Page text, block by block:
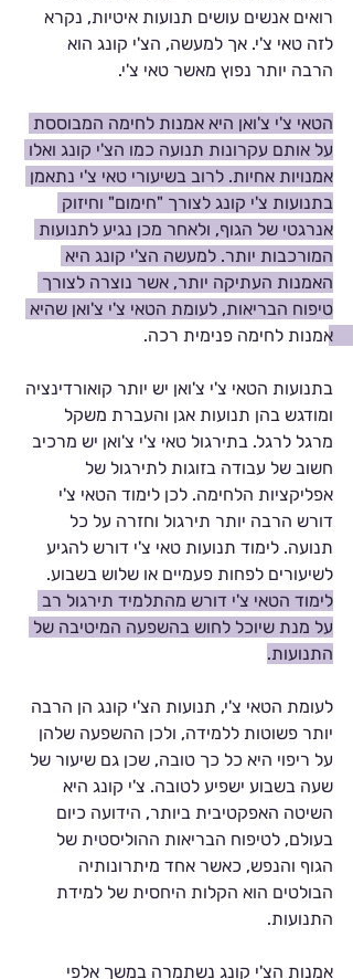
רואים אנשים עושים תנועות איטיות, נקרא
לזה טאי צ'י. אך למעשה, הצ'י קונג הוא
הרבה יותר נפוץ מאשר טאי צ'י.
הטאי צ'י צ'ואן היא אמנות לחימה המבוססת
על אותם עקרונות תנועה כמו הצ'י קונג ואלו
אמנויות אחיות. לרוב בשיעורי טאי צ'י נתאמן
בתנועות צ'י קונג לצורך "חימום" וחיזוק
אנרגטי של הגוף, ולאחר מכן נגיע לתנועות
המורכבות יותר. למעשה הצ'י קונג היא
האמנות העתיקה יותר, אשר נוצרה לצורך
טיפוח הבריאות, לעומת הטאי צ'י צ'ואן שהיא
אמנות לחימה פנימית רכה.
בתנועות הטאי צ'י צ'ואן יש יותר קואורדינציה
ומודגש בהן תנועות אגן והעברת משקל
מרגל לרגל. בתירגול טאי צ'י צ'ואן יש מרכיב
חשוב של עבודה בזוגות לתירגול של
אפליקציות הלחימה. לכן לימוד הטאי צ'י
דורש הרבה יותר תירגול וחזרה על כל
תנועה. לימוד תנועות טאי צ'י דורש להגיע
לשיעורים לפחות פעמיים או שלוש בשבוע.
לימוד הטאי צ'י דורש מהתלמיד תירגול רב
על מנת שיוכל לחוש בהשפעה המיטיבה של
התנועות.
לעומת הטאי צ'י, תנועות הצ'י קונג הן הרבה
יותר פשוטות ללמידה, ולכן ההשפעה שלהן
על ריפוי היא כל כך טובה, שכן גם שיעור של
שעה בשבוע ישפיע לטובה. צ'י קונג היא
השיטה האפקטיבית ביותר, הידועה כיום
בעולם, לטיפוח הבריאות ההוליסטית של
הגוף והנפש, כאשר אחד מיתרונותיה
הבולטים הוא הקלות היחסית של למידת
התנועות.
אמנות הצ'י קונג נשתמרה במשך אלפי